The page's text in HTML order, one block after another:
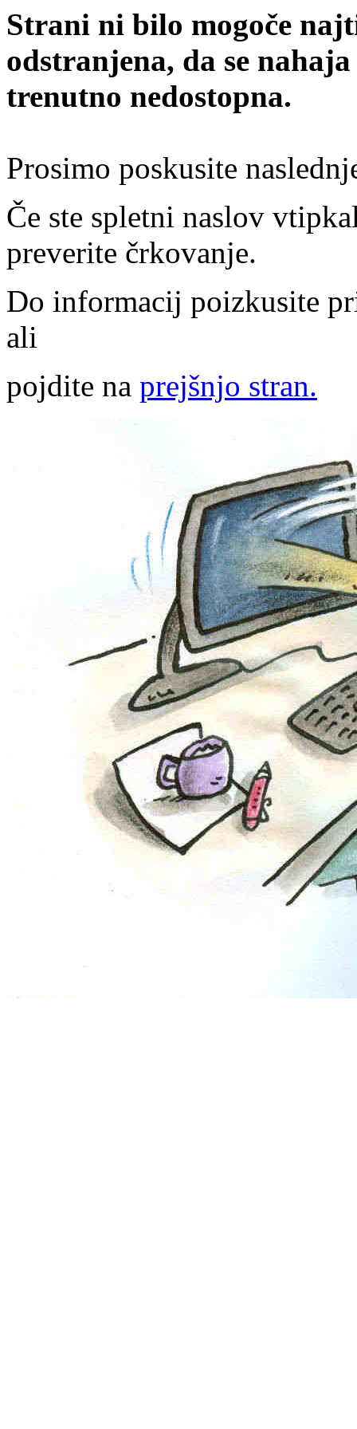
Strani ni bilo mogoče
odstranjena, da se
trenutno nedostopna.
Prosimo poskusite
Če ste spletni naslov
preverite črkovanje.
Do informacij poizkusite
ali
pojdite na prejšnjo stran.